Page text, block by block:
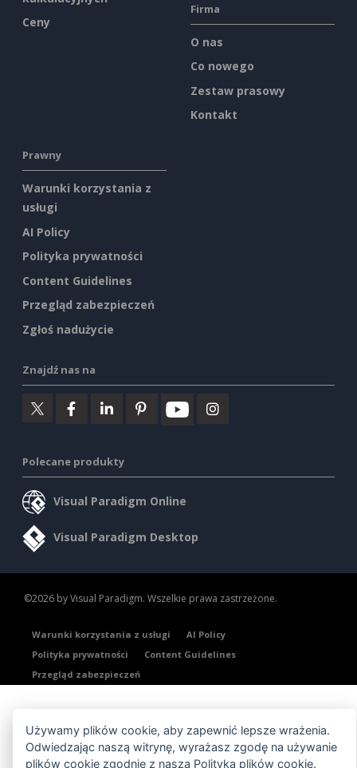
Ceny
Firma
O nas
Co nowego
Zestaw prasowy
Kontakt
Prawny
Warunki korzystania z
usługi
AI Policy
Polityka prywatności
Content Guidelines
Przegląd zabezpieczeń
Zgłoś nadużycie
Znajdź nas na
Polecane produkty
Visual Paradigm Online
Visual Paradigm Desktop
©2026 by Visual Paradigm. Wszelkie prawa zastrzeżone.
Warunki korzystania z usługi
AI Policy
Polityka prywatności
Content Guidelines
Przegląd zabezpieczeń
Używamy plików cookie, aby zapewnić lepsze wrażenia.
Odwiedzając naszą witrynę, wyrażasz zgodę na używanie
plików cookie zgodnie z naszą Polityką plików cookie.